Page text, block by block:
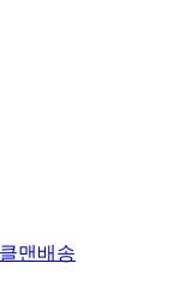
맨배송